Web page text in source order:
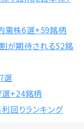
需株6選+59銘柄
が期待される52銘
選
選+24銘柄
回りランキング